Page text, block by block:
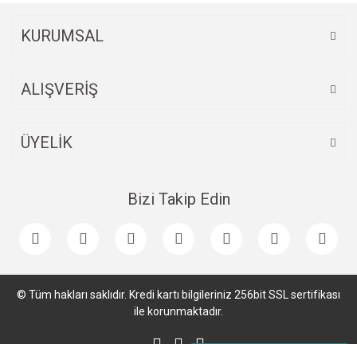
KURUMSAL
ALIŞVERİŞ
ÜYELİK
Bizi Takip Edin
© Tüm hakları saklıdır. Kredi kartı bilgileriniz 256bit SSL sertifikası
ile korunmaktadır.